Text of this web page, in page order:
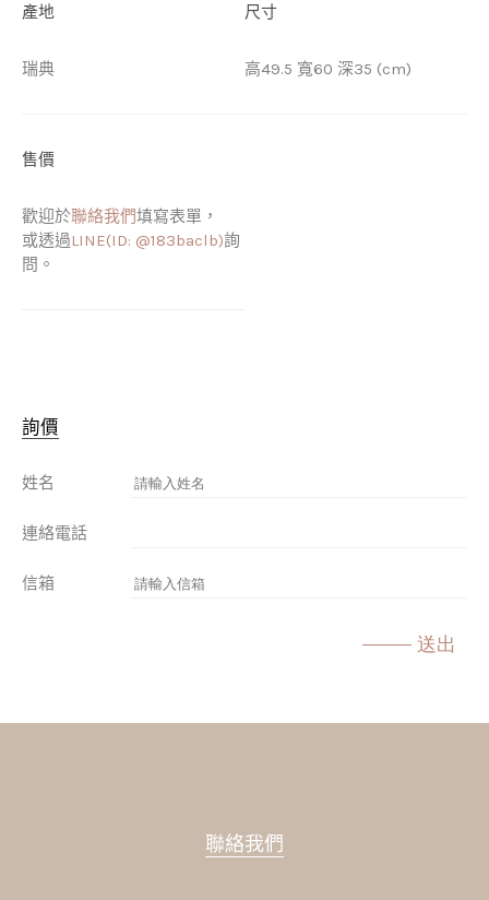
產地
瑞典
尺寸
高49.5 寬60 深35 (cm)
售價
歡迎於聯絡我們填寫表單，
或透過LINE(ID: @183baclb)詢
問。
詢價
姓名
連絡電話
信箱
送出
聯絡我們